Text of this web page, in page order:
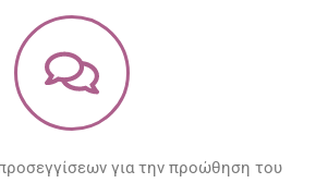
για την προώθηση του